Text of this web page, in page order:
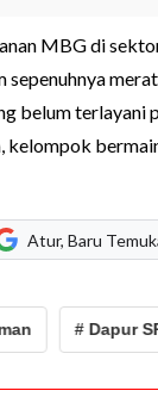
MBG di
sepenuhnya
belum terlayani
Atur, Baru
# Dapur